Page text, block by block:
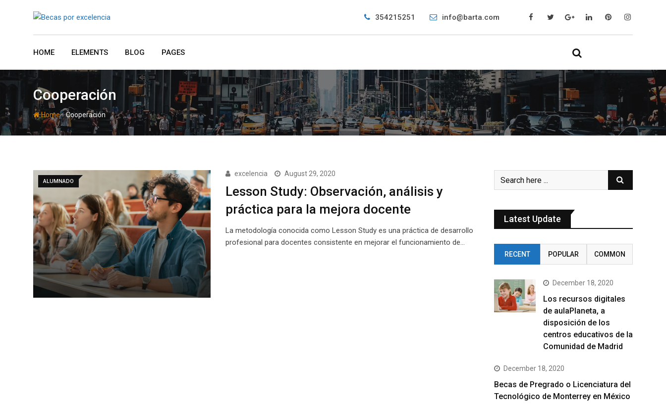
354215251 info@barta.com
HOME ELEMENTS BLOG PAGES
Cooperación
Home-Cooperación
ALUMNADO
excelencia August 29, 2020
Lesson Study: Observación, análisis y
práctica para la mejora docente
La metodología conocida como Lesson Study es una práctica de desarrollo
profesional para docentes consistente en mejorar el funcionamiento de…
Latest Update
RECENT POPULAR COMMON
December 18, 2020
Los recursos digitales
de aulaPlaneta, a
disposición de los
centros educativos de la
Comunidad de Madrid
December 18, 2020
Becas de Pregrado o Licenciatura del
Tecnológico de Monterrey en México